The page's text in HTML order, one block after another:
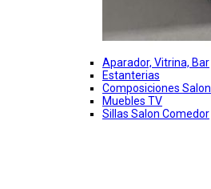
Aparador, Vitrina, Bar
Estanterias
Composiciones Salon
Muebles TV
Sillas Salon Comedor